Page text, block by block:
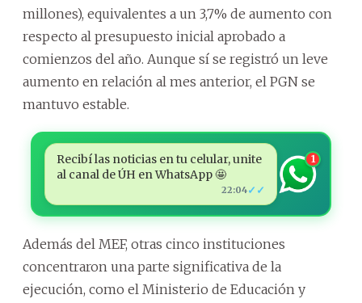
millones), equivalentes a un 3,7% de aumento con
respecto al presupuesto inicial aprobado a
comienzos del año. Aunque sí se registró un leve
aumento en relación al mes anterior, el PGN se
mantuvo estable.
Recibí las noticias en tu celular, unite
al canal de ÚH en WhatsApp 🤩
22:04✓✓
1
Además del MEF, otras cinco instituciones
concentraron una parte significativa de la
ejecución, como el Ministerio de Educación y